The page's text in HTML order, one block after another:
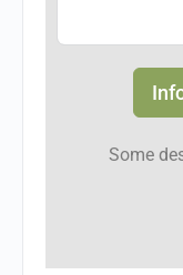
Some